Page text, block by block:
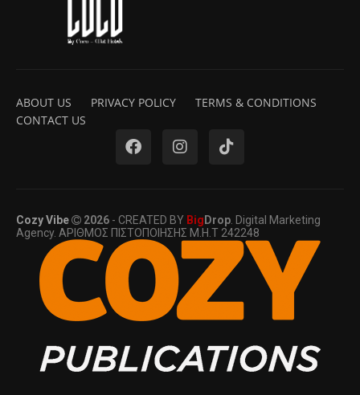
ABOUT US PRIVACY POLICY
TERMS & CONDITIONS
CONTACT US
Cozy Vibe 2026 - CREATED BY Big Drop. Digital Marketing
Agency. ΑΡΙΘΜΟΣ ΠΙΣΤΟΠΟΙΗΣΗΣ Μ.Η.Τ 242248